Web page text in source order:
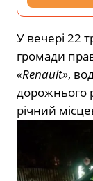
У вечері 22
громади
«Renault»,
дорожнього
річний